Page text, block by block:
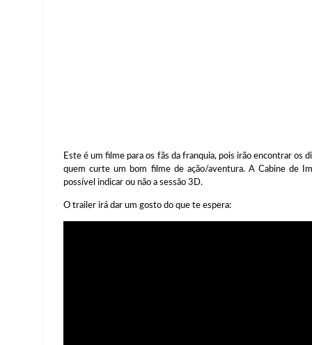
Este é um filme para os fãs da franquia, pois irão encontrar os
quem curte um bom filme de ação/aventura. A Cabine de
possível indicar ou não a sessão 3D.
O trailer irá dar um gosto do que te espera: